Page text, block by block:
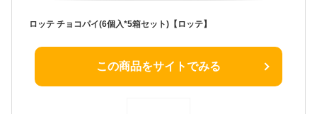
ロッテ チョコパイ(6個入*5箱セット)【ロッテ】
この商品をサイトでみる